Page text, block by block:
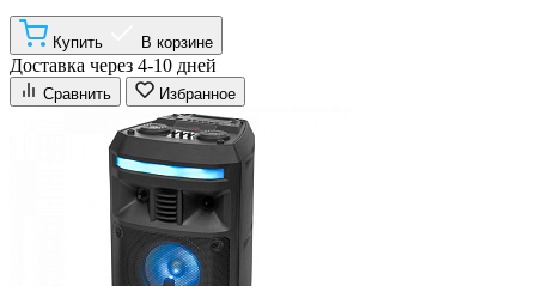
Купить В корзине
Доставка через 4-10 дней
Сравнить Избранное